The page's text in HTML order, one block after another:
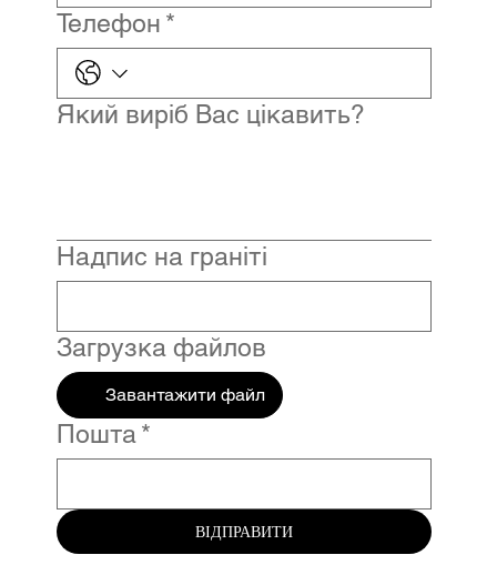
Телефон *
Який виріб Вас цікавить?
Надпис на граніті
Загрузка файлов
Завантажити файл
Пошта*
ВІДПРАВИТИ